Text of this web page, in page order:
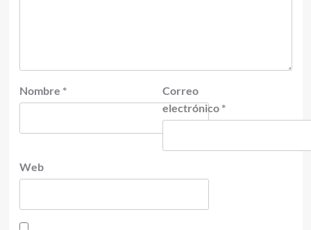
Nombre *
Correo
electrónico *
Web